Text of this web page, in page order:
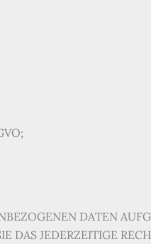
DATEN
DAS JEDERZEITIGE